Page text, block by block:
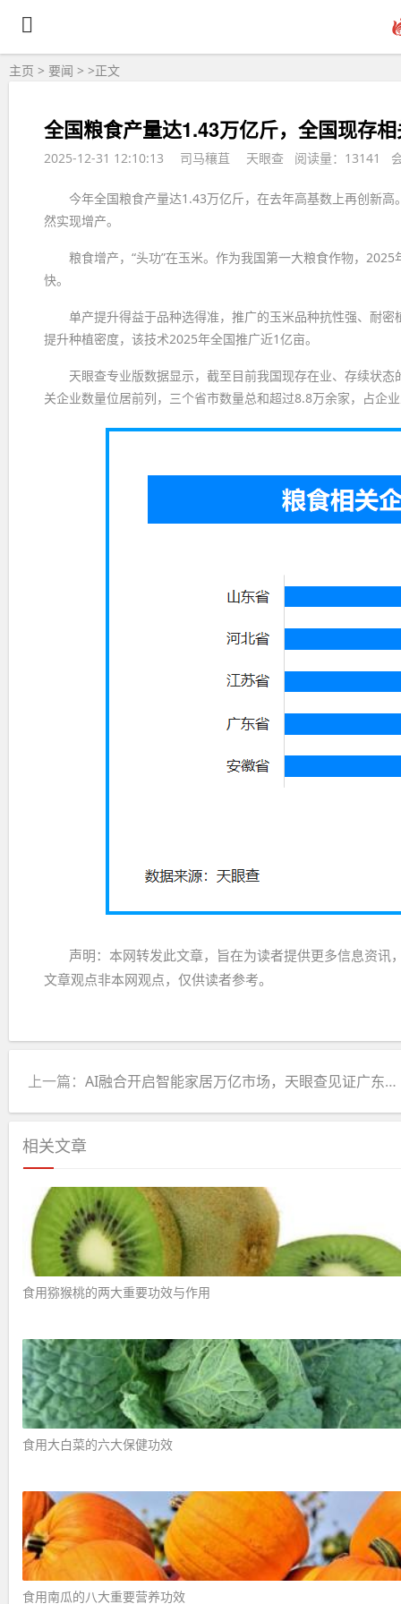
主页 > 要闻 > >正文
全国粮食产量达1.43万亿斤，全国现存
2025-12-31 12:10:13 司马穰苴 天眼查 阅读量：13141
今年全国粮食产量达1.43万亿斤，在去年高基数上再创新
然实现增产。
粮食增产，“头功”在玉米。作为我国第一大粮食作物，
快。
单产提升得益于品种选得准，推广的玉米品种抗性强、耐
提升种植密度，该技术2025年全国推广近1亿亩。
天眼查专业版数据显示，截至目前我国现存在业、存续状
关企业数量位居前列，三个省市数量总和超过8.8万余家，占企
声明：本网转发此文章，旨在为读者提供更多信息资
文章观点非本网观点，仅供读者参考。
上一篇： AI融合开启智能家居万亿市场，天眼查见证广东企业领跑
相关文章
食用猕猴桃的两大重要功效与作用 ​
食用大白菜的六大保健功效 ​
食用南瓜的八大重要营养功效 ​